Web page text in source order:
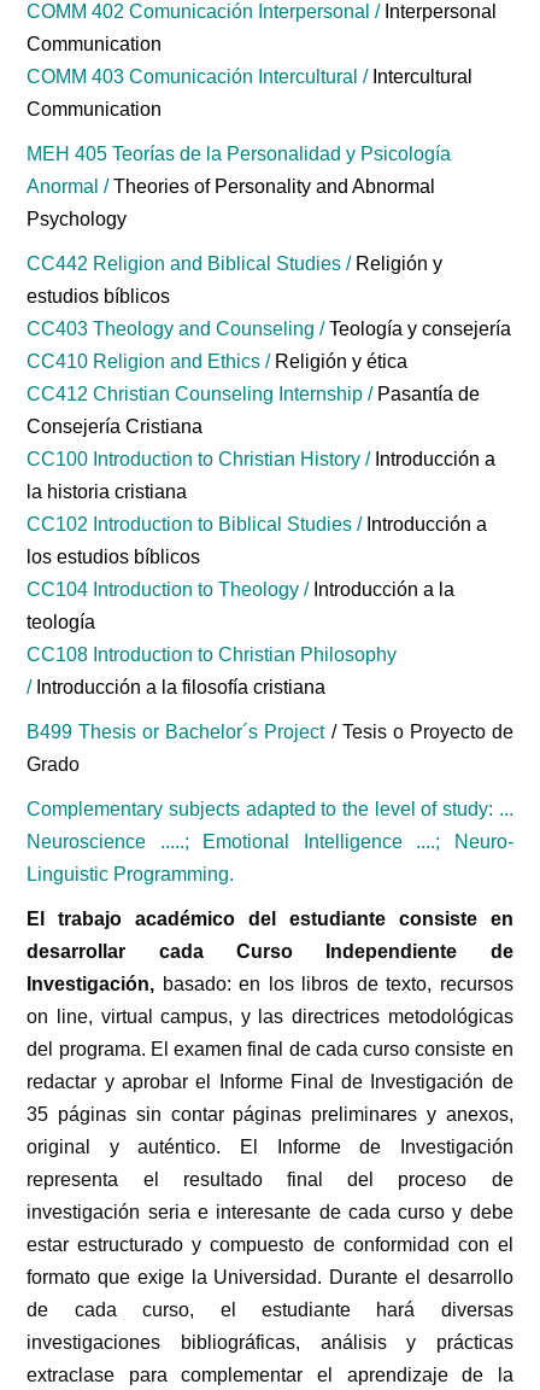
COMM 402 Comunicación Interpersonal /Interpersonal
Communication
COMM 403 Comunicación Intercultural / Intercultural
Communication
MEH 405 Teorías de la Personalidad y Psicología
Anormal /Theories of Personality and Abnormal
Psychology
CC442 Religion and Biblical Studies / Religión y
estudios bíblicos
CC403 Theology and Counseling /Teología y consejería
CC410 Religion and Ethics / Religión y ética
CC412 Christian Counseling Internship / Pasantía de
Consejería Cristiana
CC100 Introduction to Christian History / Introducción a
la historia cristiana
CC102 Introduction to Biblical Studies / Introducción a
los estudios bíblicos
CC104 Introduction to Theology / Introducción a la
teología
CC108 Introduction to Christian Philosophy
/ Introducción a la filosofía cristiana
B499 Thesis or Bachelor´s Project/ Tesis o Proyecto de
Grado
Complementary subjects adapted to the level of study: ...
Neuroscience .....; Emotional Intelligence ....; Neuro-
Linguistic Programming.
El trabajo académico del estudiante consiste en
desarrollar cada Curso Independiente de
Investigación, basado: en los libros de texto, recursos
on line, virtual campus, y las directrices metodológicas
del programa. El examen final de cada curso consiste en
redactar y aprobar el Informe Final de Investigación de
35 páginas sin contar páginas preliminares y anexos,
original y auténtico. El Informe de Investigación
representa el resultado final del proceso de
investigación seria e interesante de cada curso y debe
estar estructurado y compuesto de conformidad con el
formato que exige la Universidad. Durante el desarrollo
de cada curso, el estudiante hará diversas
investigaciones bibliográficas, análisis y prácticas
extraclase para complementar el aprendizaje de la